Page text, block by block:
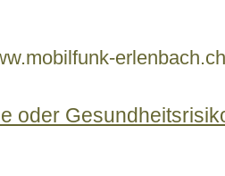
erlenbach.ch
oder